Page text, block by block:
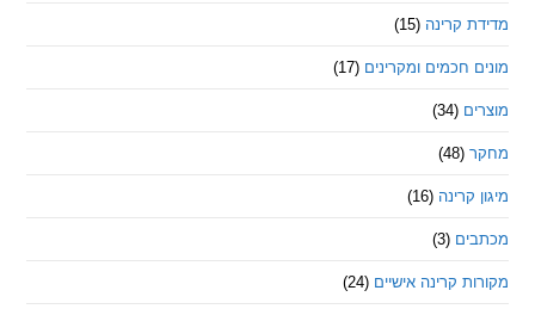
קרינה (15)
חכמים ומקרינים (17)
(16)
קרינה אישיים (24)